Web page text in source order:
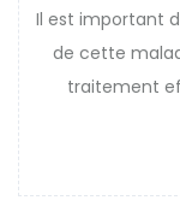
Il est important
de cette
traitement